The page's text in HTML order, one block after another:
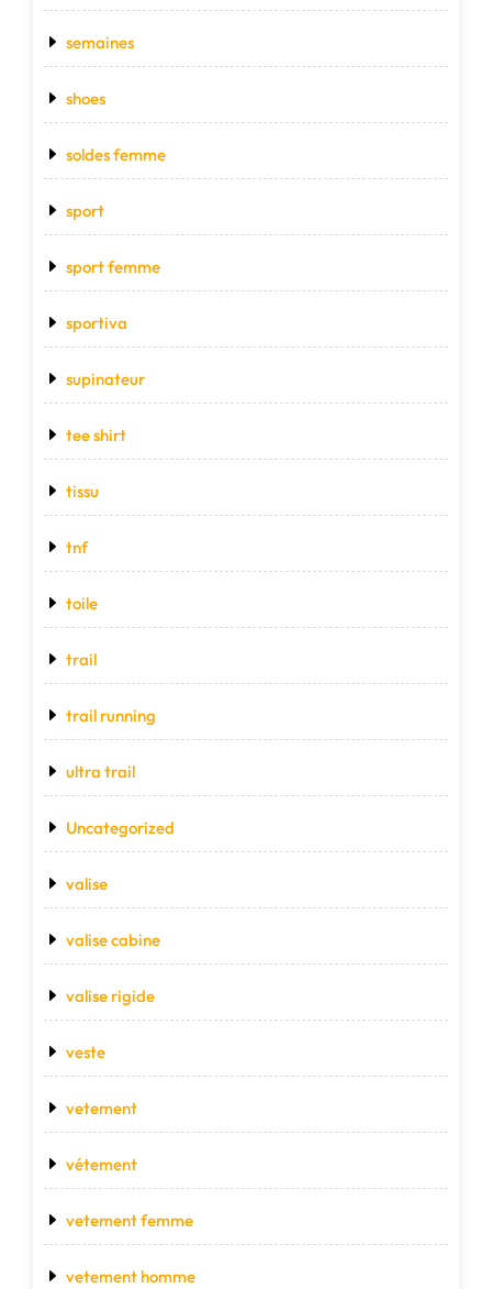
semaines
shoes
soldes femme
sport
sport femme
sportiva
supinateur
tee shirt
tissu
tnf
toile
trail
trail running
ultra trail
Uncategorized
valise
valise cabine
valise rigide
veste
vetement
vétement
vetement femme
vetement homme